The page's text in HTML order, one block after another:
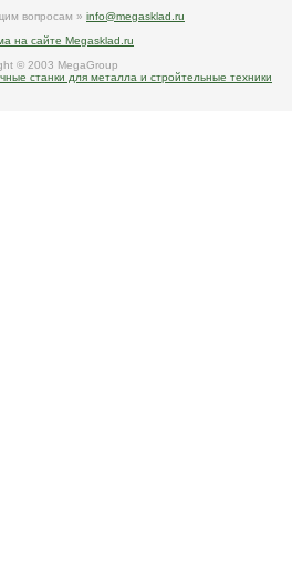
вопросам » info@megasklad.ru
на сайте Megasklad.ru
© 2003 MegaGroup
станки для металла и стройтельные техники